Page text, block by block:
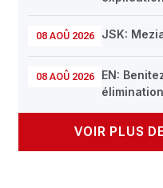
08 AOÛ 2026 JSK:
08 AOÛ 2026
EN:
VOIR PLUS